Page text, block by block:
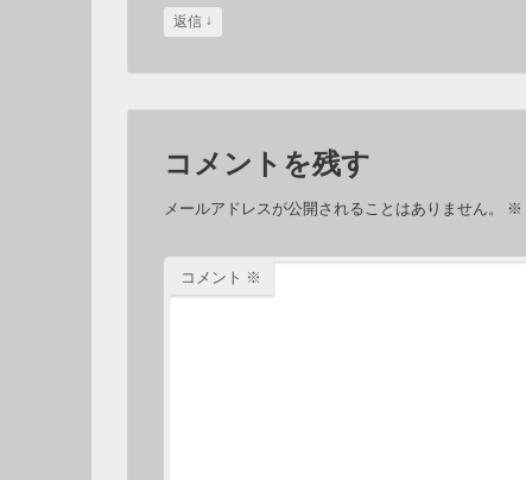
返信 ↓
コメントを残す
メールアドレスが公開されることはありません。 ※
コメント ※